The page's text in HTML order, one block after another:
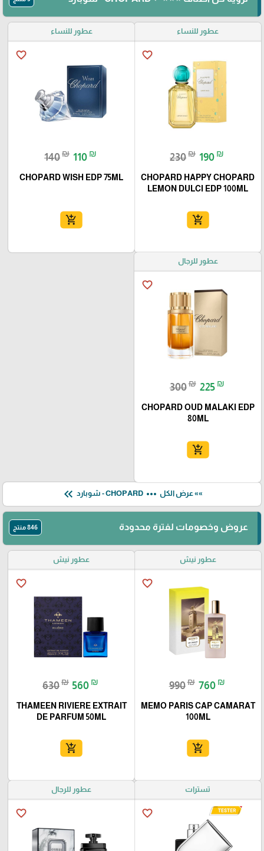
عطور للنساء
favorite_border
230₪ 190 ₪
CHOPARD HAPPY CHOPARD
LEMON DULCI EDP 100ML
add_shopping_cart
عطور للنساء
favorite_border
140₪ 110 ₪
CHOPARD WISH EDP 75ML
add_shopping_cart
عطور للرجال
favorite_border
300₪ 225 ₪
CHOPARD OUD MALAKI EDP
80ML
add_shopping_cart
»» عرض الكل more_horiz
keyboard_double_arrow_left
عروض وخصومات لفترة محدودة 846 منتج
عطور نيش
favorite_border
990₪ 760 ₪
MEMO PARIS CAP CAMARAT
100ML
add_shopping_cart
عطور نيش
favorite_border
630₪ 560 ₪
THAMEEN RIVIERE EXTRAIT
DE PARFUM 50ML
add_shopping_cart
تسترات
favorite_border
عطور للرجال
favorite_border